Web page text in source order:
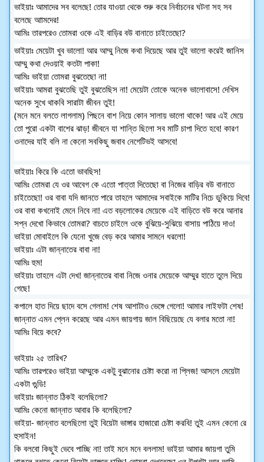
ভাইয়াঃ আমাদের সব বলেছে! তোর যাওয়া থেকে শুরু করে নির্বাচনের ঘটনা সহ সব
বলেছে আামদের!
আমিঃ তারপরেও তোমরা ওকে এই বাড়ির বউ বানাতে চাইতেছো?
ভাইয়াঃ মেয়েটা খুব ভালো! আর আম্মু নিজে কথা দিয়েছে আর তুই ভালো করেই জানিস
আম্মু কথা দেওয়াই কতটা পাকা!
আমিঃ ভাইয়া তোমরা বুঝতেছো না!
ভাইয়াঃ আমরা বুঝতেছি তুই বুঝতেছিস না! মেয়েটা তোকে অনেক ভালোবাসে! দেখিস
অনেক সুখে থাকবি সারাটা জীবন তুই!
(মনে মনে বলতে লাগলাম) পিছনে বাশ নিয়ে কোন সালায় ভালো থাকে! আর এই মেয়ে
তো পুরো একটা বাশের ঝাড়! জীবনে যা শান্তি ছিলো সব মাটি চাপা দিতে হবে! কারণ
ওনাদের যাই বলি না কেনো সবকিছু জবাব নেগেটিভই আসবে!
ভাইয়াঃ কিরে কি এতো ভাবছিস!
আমিঃ তোমরা যে ওর আবেগ কে এতো পাত্তা দিতেছো বা নিজের বাড়ির বউ বানাতে
চাইতেছো! ওর বাবা যদি জানতে পারে তাহলে আমাদের সবাইকে মাটির নিচে ডুকিয়ে দিবে!
ওর বাবা কখনোই মেনে নিবে না! এত বড়লোকের মেয়েকে এই বাড়িতে বউ করে আনার
সপ্ন দেখো কিভাবে তোমরা? বাচতে চাইলে ওকে বুঝিয়ে-সুঝিয়ে বাসায় পাঠিয়ে দাও!
ভাইয়া মোবাইলে কি যেনো খুজে বেড় করে আমার সামনে ধরলো!
ভাইয়াঃ এটা জান্নাতের বাবা না!
আমিঃ হুম!
ভাইয়াঃ তাহলে এটা দেখ! জান্নাতের বাবা নিজে ওনার মেয়েকে আম্মুর হাতে তুলে দিয়ে
গেছে!
কপালে হাত দিয়ে ছাদে বসে গেলাম! শেষ আশাটাও ভেঙ্গে গেলো! আমার লাইফটা শেষ!
জান্নাত এমন প্লেন করেছে আর এমন জায়গায় জাল বিছিয়েছে যে বলার মতো না!
আমিঃ বিয়ে কবে?
ভাইয়াঃ ২৫ তারিখ?
আমিঃ তারপরেও ভাইয়া আম্মুকে একটু বুঝানোর চেষ্টা করো না প্লিজ! আসলে মেয়েটা
একটা গুন্ডি!
ভাইয়াঃ জান্নাত ঠিকই বলেছিলো?
আমিঃ কেনো জান্নাত আবার কি বলেছিলো?
ভাইয়া- জান্নাত বলেছিলো তুই বিয়েটা ভাঙ্গার হাজারো চেষ্টা করবি! তুই এমন কেনো রে
হুসাইন!
কি বলবো কিছুই ভেবে পাচ্ছি না! তাই মনে মনে বললাম! ভাইয়া আমার জায়গা তুমি